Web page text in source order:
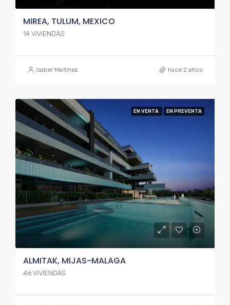
MIREA, TULUM, MEXICO
14 VIVIENDAS
Isabel Martínez hace 2 años
EN VENTA EN PREVENTA
ALMITAK, MIJAS-MALAGA
46 VIVIENDAS